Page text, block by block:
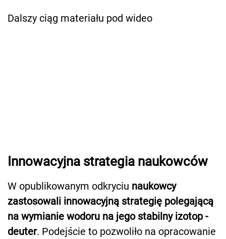
Dalszy ciąg materiału pod wideo
Innowacyjna strategia naukowców
W opublikowanym odkryciu naukowcy
zastosowali innowacyjną strategię polegającą
na wymianie wodoru na jego stabilny izotop -
deuter. Podejście to pozwoliło na opracowanie